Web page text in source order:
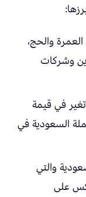
والحج،
وشركات
تغير في قيمة
السعودية في
والتي
على